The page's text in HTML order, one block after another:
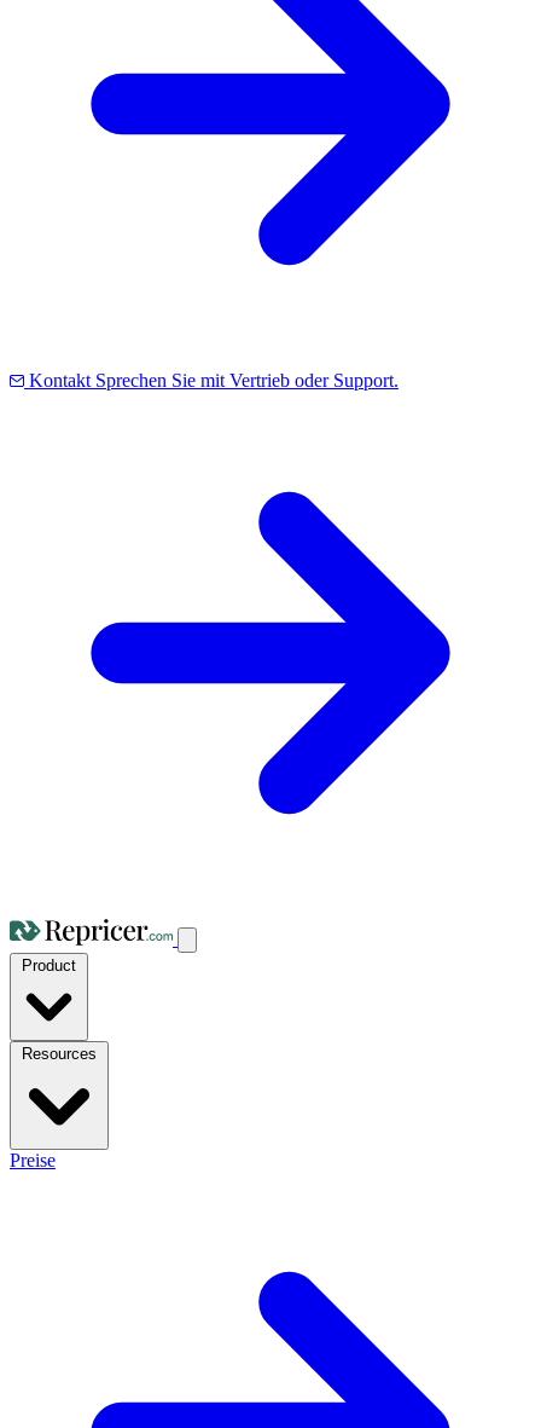
Kontakt Sprechen Sie mit Vertrieb oder Support.
Preise